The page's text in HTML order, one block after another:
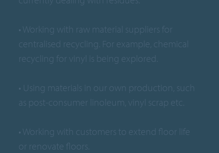
• Working with raw material suppliers for
centralised recycling. For example, chemical
recycling for vinyl is being explored.
• Using materials in our own production, such
as post-consumer linoleum, vinyl scrap etc.
• Working with customers to extend floor life
or renovate floors.